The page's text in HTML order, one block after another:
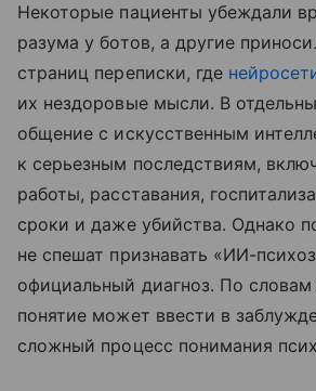
Некоторые пациенты убеждали
разума у ботов, а другие
страниц переписки, где
их нездоровые мысли. В
общение с искусственным
к серьезным последствиям,
работы, расставания,
сроки и даже убийства. Однако
не спешат признавать «ИИ-
официальный диагноз. По словам
понятие может ввести в
сложный процесс понимания